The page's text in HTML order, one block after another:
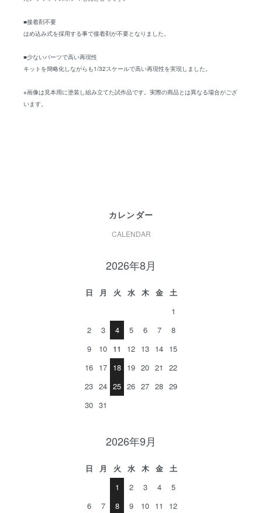
■接着剤不要
はめ込み式を採用する事で接着剤が不要となりました。
■少ないパーツで高い再現性
キットを簡略化しながらも1/32スケールで高い再現性を実現しました。
※画像は見本用に塗装し組み立てた試作品です。実際の商品とは異なる場合がござ
います。
カレンダー
CALENDAR
2026年8月
日 月 火 水 木 金
土
1
2
3 4 5 6 7
8
9
10 11 12 13 14 15
16 17 18 19 20 21
22
23 24 25 26 27 28 29
30 31
2026年9月
日 月 火 水 木 金
土
1
2 3 4
5
6
7 8 9 10 11
12